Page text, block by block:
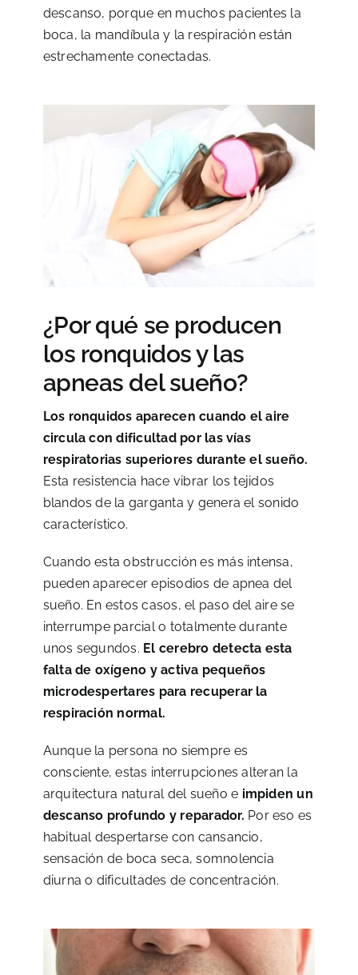
descanso, porque en muchos pacientes la
boca, la mandíbula y la respiración están
estrechamente conectadas.
¿Por qué se producen
los ronquidos y las
apneas del sueño?
Los ronquidos aparecen cuando el aire
circula con dificultad por las vías
respiratorias superiores durante el sueño.
Esta resistencia hace vibrar los tejidos
blandos de la garganta y genera el sonido
característico.
Cuando esta obstrucción es más intensa,
pueden aparecer episodios de apnea del
sueño. En estos casos, el paso del aire se
interrumpe parcial o totalmente durante
unos segundos. El cerebro detecta esta
falta de oxígeno y activa pequeños
microdespertares para recuperar la
respiración normal.
Aunque la persona no siempre es
consciente, estas interrupciones alteran la
arquitectura natural del sueño e impiden un
descanso profundo y reparador. Por eso es
habitual despertarse con cansancio,
sensación de boca seca, somnolencia
diurna o dificultades de concentración.